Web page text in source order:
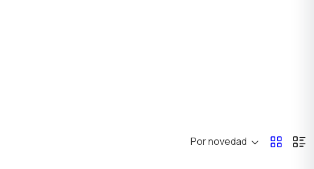
Por novedad